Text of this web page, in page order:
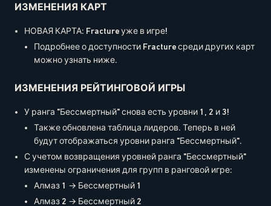
ИЗМЕНЕНИЯ КАРТ
НОВАЯ КАРТА: Fracture уже в игре!
Подробнее о доступности Fracture среди других карт
можно узнать ниже.
ИЗМЕНЕНИЯ РЕЙТИНГОВОЙ ИГРЫ
У ранга "Бессмертный" снова есть уровни 1, 2 и 3!
Также обновлена таблица лидеров. Теперь в ней
будут отображаться уровни ранга "Бессмертный".
С учетом возвращения уровней ранга "Бессмертный"
изменены ограничения для групп в ранговой игре:
Алмаз 1 → Бессмертный 1
Алмаз 2 → Бессмертный 2